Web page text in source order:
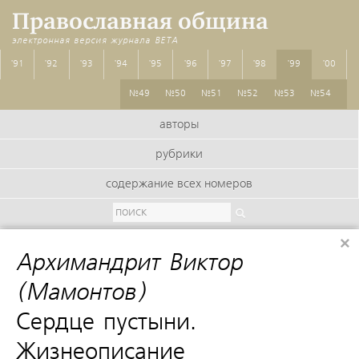
Православная община
электронная версия журнала BETA
'91 '92 '93 '94 '95 '96 '97 '98 '99
№49 №50 №51 №52 №53 №54
'00
авторы
рубрики
содержание всех номеров
Архимандрит Виктор
(Мамонтов):
Сердце пустыни.
Жизнеописание
×